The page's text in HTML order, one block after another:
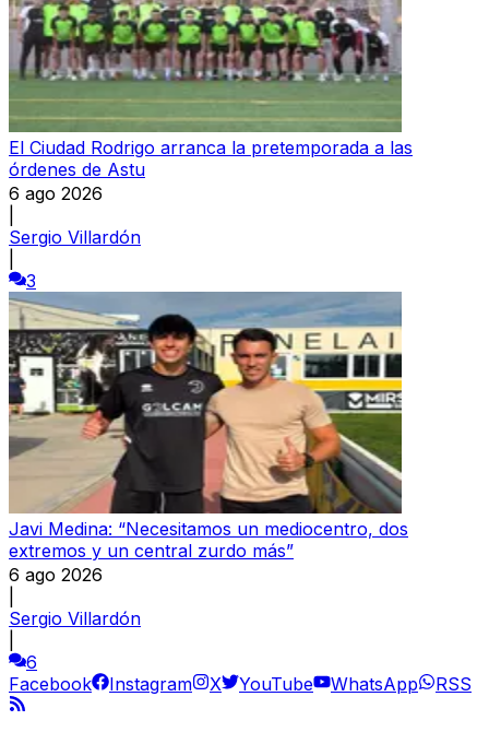
El Ciudad Rodrigo arranca la pretemporada a las
órdenes de Astu
6 ago 2026
Sergio Villardón
3
Javi Medina: “Necesitamos un mediocentro, dos
extremos y un central zurdo más”
6 ago 2026
Sergio Villardón
6
Facebook
Instagram X YouTube WhatsApp RSS